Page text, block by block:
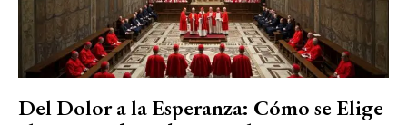
Del Dolor a la Esperanza: Cómo se Elige